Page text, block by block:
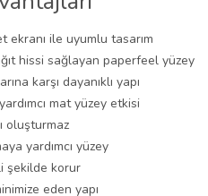
ile uyumlu tasarım
hissi sağlayan paperfeel yüzey
karşı dayanıklı yapı
mat yüzey etkisi
oluşturmaz
yardımcı yüzey
şekilde korur
eden yapı